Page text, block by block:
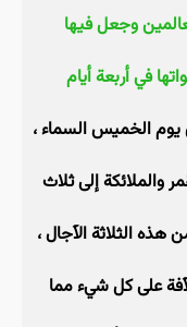
وجعل فيها
في أربعة أيام
الخميس السماء ،
إلى ثلاث
الثلاثة الآجال ،
على كل شيء مما